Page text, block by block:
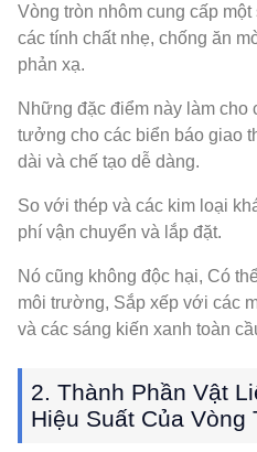
Vòng tròn nhôm cung cấp
các tính chất nhẹ, chống ăn
phản xạ.
Những đặc điểm này làm cho
tưởng cho các biển báo giao
dài và chế tạo dễ dàng.
So với thép và các kim loại
phí vận chuyển và lắp đặt.
Nó cũng không độc hại, Có
môi trường, Sắp xếp với các
và các sáng kiến ​​xanh toàn
2. Thành Phần Vật
Hiệu Suất Của Vòng